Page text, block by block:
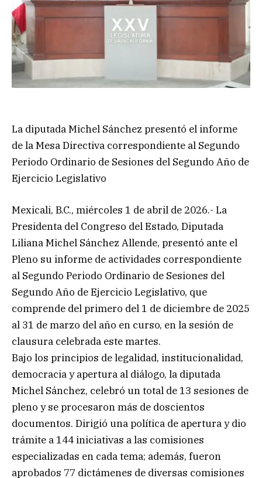
La diputada Michel Sánchez presentó el informe
de la Mesa Directiva correspondiente al Segundo
Periodo Ordinario de Sesiones del Segundo Año de
Ejercicio Legislativo
Mexicali, B.C., miércoles 1 de abril de 2026.- La
Presidenta del Congreso del Estado, Diputada
Liliana Michel Sánchez Allende, presentó ante el
Pleno su informe de actividades correspondiente
al Segundo Periodo Ordinario de Sesiones del
Segundo Año de Ejercicio Legislativo, que
comprende del primero del 1 de diciembre de 2025
al 31 de marzo del año en curso, en la sesión de
clausura celebrada este martes.
Bajo los principios de legalidad, institucionalidad,
democracia y apertura al diálogo, la diputada
Michel Sánchez, celebró un total de 13 sesiones de
pleno y se procesaron más de doscientos
documentos. Dirigió una política de apertura y dio
trámite a 144 iniciativas a las comisiones
especializadas en cada tema; además, fueron
aprobados 77 dictámenes de diversas comisiones